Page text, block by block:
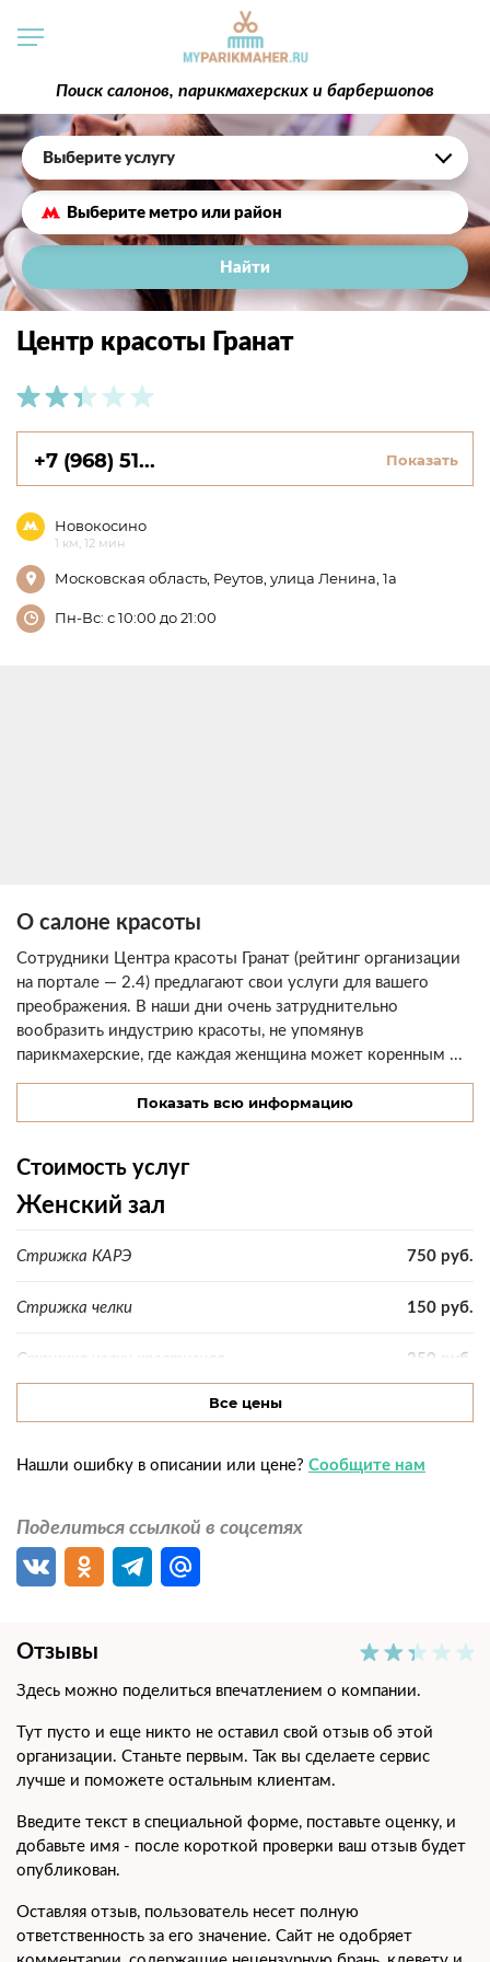
Поиск салонов, парикмахерских и барбершопов
Выберите услугу
Найти
Центр красоты Гранат
+7 (968) 51... Показать
Новокосино
1 км, 12 мин
Московская область, Реутов, улица Ленина, 1а
Пн-Вс: с 10:00 до 21:00
О салоне красоты
Сотрудники Центра красоты Гранат (рейтинг организации
на портале — 2.4) предлагают свои услуги для вашего
преображения. В наши дни очень затруднительно
вообразить индустрию красоты, не упомянув
парикмахерские, где каждая женщина может коренным ...
Показать всю информацию
Стоимость услуг
Женский зал
Стрижка КАРЭ 750 руб.
Стрижка челки 150 руб.
Стрижка челки креативная 250 руб.
Мужской зал
Стрижка одной насадкой
Стрижка двумя насадками
Стрижка "шапочка" 500 руб.
Стрижка "площадка" 500 руб.
Стрижка "креативная"
Детский зал (девочки)
Стрижка с сушкой по форме
Все цены
Нашли ошибку в описании или цене? Сообщите нам
Поделиться ссылкой в соцсетях
Отзывы
Здесь можно поделиться впечатлением о компании.
Тут пусто и еще никто не оставил свой отзыв об этой
организации. Станьте первым. Так вы сделаете сервис
лучше и поможете остальным клиентам.
Введите текст в специальной форме, поставьте оценку, и
добавьте имя - после короткой проверки ваш отзыв будет
опубликован.
Оставляя отзыв, пользователь несет полную
ответственность за его значение. Сайт не одобряет